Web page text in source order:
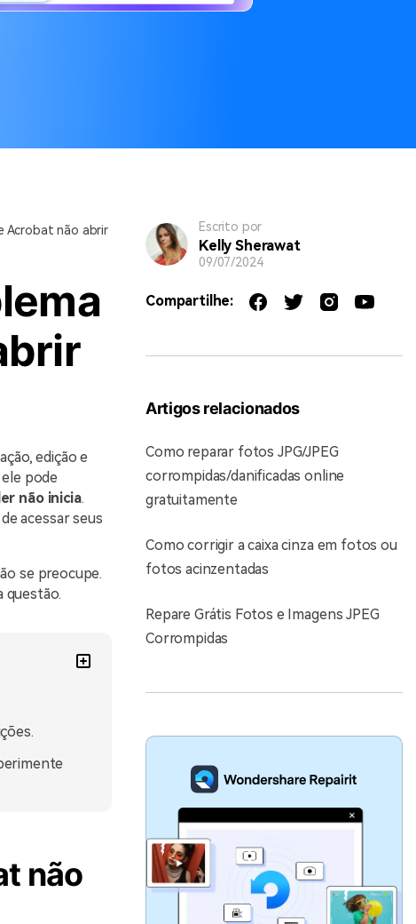
Acrobat não abrir
edição e
pode
não inicia.
acessar seus
se preocupe.
questão.
não
Escrito por
Kelly Sherawat
09/07/2024
Compartilhe:
Artigos relacionados
Como reparar fotos JPG/JPEG
corrompidas/danificadas online
gratuitamente
Como corrigir a caixa cinza em fotos ou
fotos acinzentadas
Repare Grátis Fotos e Imagens JPEG
Corrompidas